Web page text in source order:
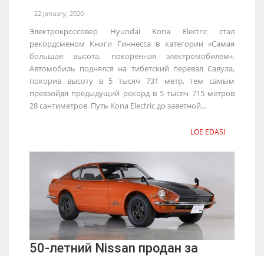
22 January, 2020
Электрокроссовер Hyundai Kona Electric стал
рекордсменом Книги Гиннесса в категории «Самая
большая высота, покорённая электромобилем».
Автомобиль поднялся на тибетский перевал Савула,
покорив высоту в 5 тысяч 731 метр, тем самым
превзойдя предыдущий рекорд в 5 тысяч 715 метров
28 сантиметров. Путь Kona Electric до заветной...
LOE EDASI
50-летний Nissan продан за